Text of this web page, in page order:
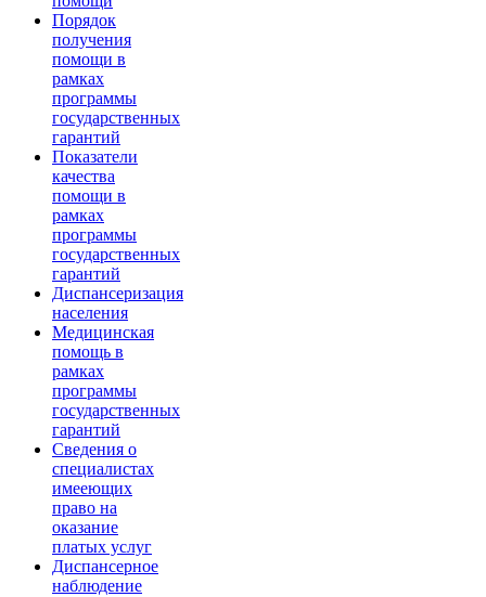
Порядок
получения
помощи в
рамках
программы
государственных
гарантий
Показатели
качества
помощи в
рамках
программы
государственных
гарантий
Диспансеризация
населения
Медицинская
помощь в
рамках
программы
государственных
гарантий
Сведения о
специалистах
имееющих
право на
оказание
платых услуг
Диспансерное
наблюдение